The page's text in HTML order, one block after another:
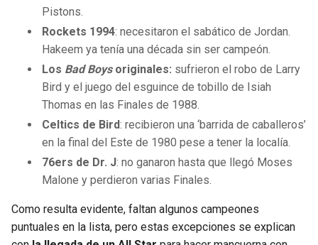
Pistons.
Rockets 1994: necesitaron el sabático de Jordan.
Hakeem ya tenía una década sin ser campeón.
Los Bad Boysoriginales: sufrieron el robo de Larry
Bird y el juego del esguince de tobillo de Isiah
Thomas en las Finales de 1988.
Celtics de Bird: recibieron una ‘barrida de caballeros’
en la final del Este de 1980 pese a tener la localía.
76ers de Dr. J: no ganaron hasta que llegó Moses
Malone y perdieron varias Finales.
Como resulta evidente, faltan algunos campeones
puntuales en la lista, pero estas excepciones se explican